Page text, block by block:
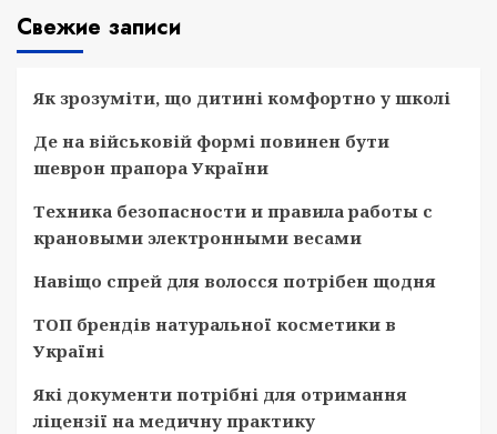
Свежие записи
Як зрозуміти, що дитині комфортно у школі
Де на військовій формі повинен бути
шеврон прапора України
Техника безопасности и правила работы с
крановыми электронными весами
Навіщо спрей для волосся потрібен щодня
ТОП брендів натуральної косметики в
Україні
Які документи потрібні для отримання
ліцензії на медичну практику